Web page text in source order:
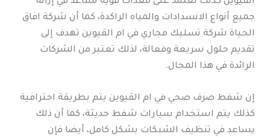
جميع أنواع الانسدادات والمياه الراكدة، كما أن شركة افاق
الحياة شركة تسليك مجاري في ام القيوين تهدف إلى
تقديم حلول سريعة وفعالة، لذلك تعتبر من الشركات
الرائدة في هذا المجال.
إن شفط صرف صحي في ام القيوين يتم بطريقة احترافية
كذلك يتم استخدام سيارات شفط حديثة، كما أن ذلك
يساعد في تنظيف الشبكات بشكل كامل، أيضا فإن